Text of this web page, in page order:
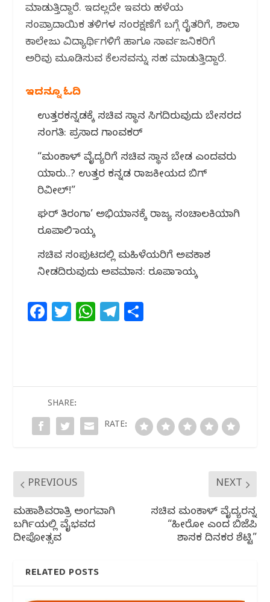
ಮಾಡುತ್ತಿದ್ದಾರೆ. ಇದಲ್ಲದೇ ಇವರು ಹಳೆಯ
ಸಂಪ್ರಾದಾಯಿಕ ತಳಿಗಳ ಸಂರಕ್ಷಣೆಗೆ ಬಗ್ಗೆ ರೈತರಿಗೆ, ಶಾಲಾ
ಕಾಲೇಜು ವಿದ್ಯಾರ್ಥಿಗಳಿಗೆ ಹಾಗೂ ಸಾರ್ವಜನಿಕರಿಗೆ
ಅರಿವು ಮೂಡಿಸುವ ಕೆಲಸವನ್ನು ಸಹ ಮಾಡುತ್ತಿದ್ದಾರೆ.
ಇದನ್ನೂ ಓದಿ
ಉತ್ತರಕನ್ನಡಕ್ಕೆ ಸಚಿವ ಸ್ಥಾನ ಸಿಗದಿರುವುದು ಬೇಸರದ
ಸಂಗತಿ: ಪ್ರಸಾದ ಗಾಂವಕರ್
“ಮಂಕಾಳ್ ವೈದ್ಯರಿಗೆ ಸಚಿವ ಸ್ಥಾನ ಬೇಡ ಎಂದವರು
ಯಾರು..? ಉತ್ತರ ಕನ್ನಡ ರಾಜಕೀಯದ ಬಿಗ್
ರಿವೀಲ್!”
ಘರ್ ತಿರಂಗಾ’ ಅಭಿಯಾನಕ್ಕೆ ರಾಜ್ಯ ಸಂಚಾಲಕಿಯಾಗಿ
ರೂಪಾಲಿ ನಾಯ್ಕ
ಸಚಿವ ಸಂಪುಟದಲ್ಲಿ ಮಹಿಳೆಯರಿಗೆ ಅವಕಾಶ
ನೀಡದಿರುವುದು ಅವಮಾನ: ರೂಪಾ ನಾಯ್ಕ
F
b
o
T
r
W
A
p
T
ra
SHARE:
RATE:
PREVIOUS
ಮಹಾಶಿವರಾತ್ರಿ‌ ಅಂಗವಾಗಿ
ಬರ್ಗಿಯಲ್ಲಿ ವೈಭವದ
ದೀಪೋತ್ಸವ
NEXT
ಸಚಿವ‌ ಮಂಕಾಳ್ ವೈದ್ಯರನ್ನ
“ಹೀರೋ‌ ಎಂದ ಬಿಜೆಪಿ
ಶಾಸಕ ದಿನಕರ ಶೆಟ್ಟಿ”
RELATED POSTS